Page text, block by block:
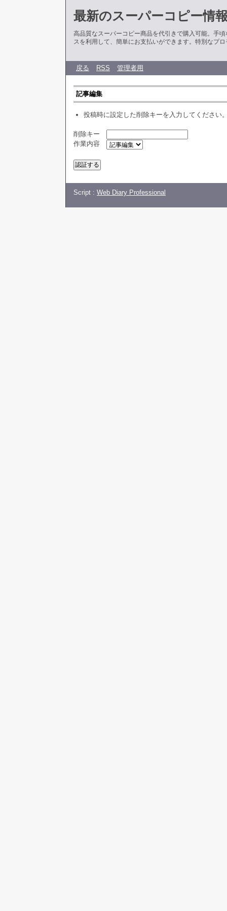
最新のスーパーコピー情
高品質なスーパーコピー商品を代引きで購入可能。手
スを利用して、簡単にお支払いができます。特別なプ
戻る RSS 管理者用
記事編集
投稿時に設定した削除キーを入力してください
削除キー
作業内容
Script : Web Diary Professional